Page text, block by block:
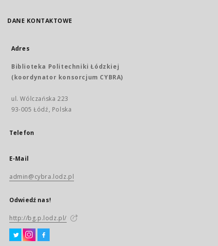
DANE KONTAKTOWE
Adres
Biblioteka Politechniki Łódzkiej
(koordynator konsorcjum CYBRA)
ul. Wólczańska 223
93-005 Łódź, Polska
Telefon
E-Mail
admin@cybra.lodz.pl
Odwiedź nas!
http://bg.p.lodz.pl/